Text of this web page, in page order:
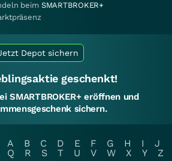
beim SMARTBROKER+
Depot sichern
geschenkt!
SMARTBROKER+ eröffnen und
sichern.
A B C D E F G H I
J
Q R S T U V W X Y
Z